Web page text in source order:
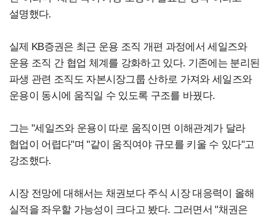
설명했다.
실제 KB증권은 최근 운용 조직 개편 과정에서 세일즈와
운용 조직 간 협업 체계를 강화하고 있다. 기존에는 분리된
파생 관련 조직도 자본시장그룹 산하로 가져와 세일즈와
운용이 동시에 움직일 수 있도록 구조를 바꿨다.
그는 "세일즈와 운용이 따로 움직이면 이해관계가 달라
협업이 어렵다"며 "같이 움직여야 규모를 키울 수 있다"고
강조했다.
시장 전망에 대해서는 채권보다 주식 시장 대응력이 올해
실적을 좌우할 가능성이 크다고 봤다. 그러면서 "채권은